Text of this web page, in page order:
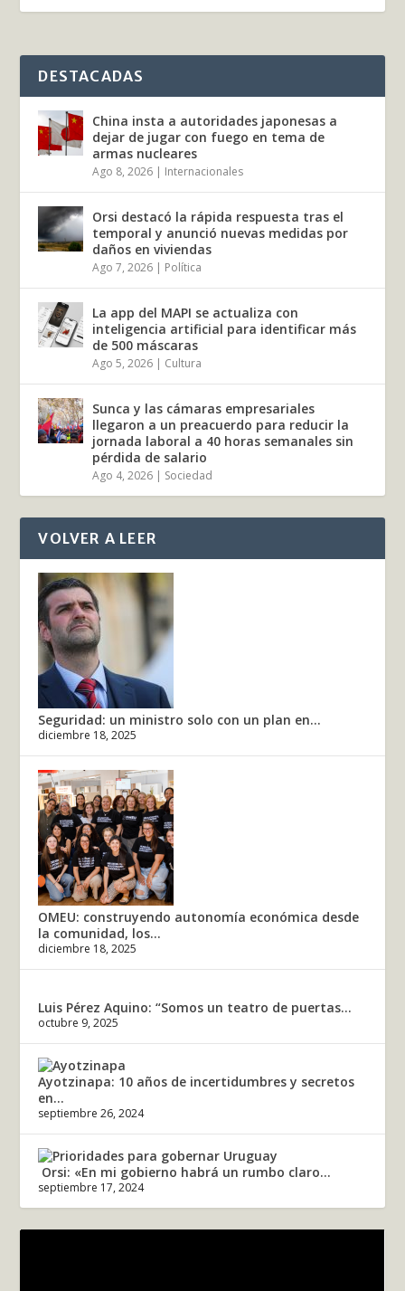
DESTACADAS
China insta a autoridades japonesas a
dejar de jugar con fuego en tema de
armas nucleares
Ago 8, 2026 | Internacionales
Orsi destacó la rápida respuesta tras el
temporal y anunció nuevas medidas por
daños en viviendas
Ago 7, 2026 | Política
La app del MAPI se actualiza con
inteligencia artificial para identificar más
de 500 máscaras
Ago 5, 2026 | Cultura
Sunca y las cámaras empresariales
llegaron a un preacuerdo para reducir la
jornada laboral a 40 horas semanales sin
pérdida de salario
Ago 4, 2026 | Sociedad
VOLVER A LEER
Seguridad: un ministro solo con un plan en...
diciembre 18, 2025
OMEU: construyendo autonomía económica desde
la comunidad, los...
diciembre 18, 2025
Luis Pérez Aquino: “Somos un teatro de puertas...
octubre 9, 2025
Ayotzinapa: 10 años de incertidumbres y secretos
en...
septiembre 26, 2024
Orsi: «En mi gobierno habrá un rumbo claro...
septiembre 17, 2024